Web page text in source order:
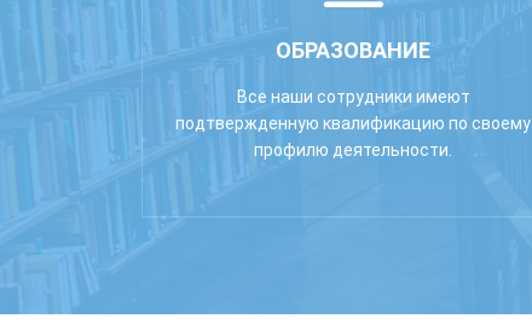
ОБРАЗОВАНИЕ
Все наши сотрудники имеют
подтвержденную квалификацию по своему
профилю деятельности.